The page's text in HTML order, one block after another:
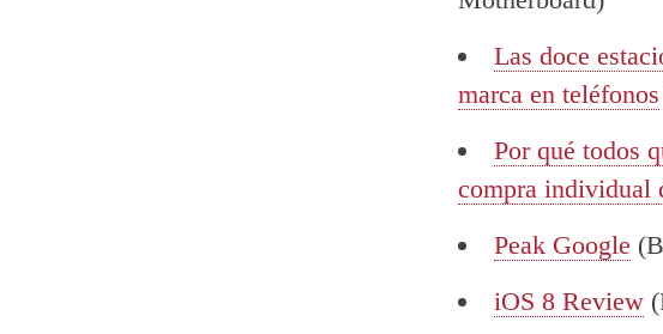
Las doce
marca en teléfonos
Por qué todos
compra individual
Peak Google
iOS 8 Review